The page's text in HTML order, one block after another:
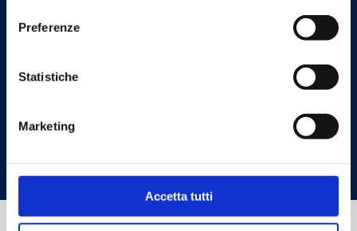
Preferenze
Statistiche
Marketing
Accetta tutti
Politique et Valeurs